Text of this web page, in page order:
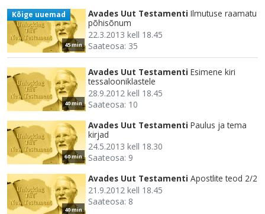
45 min
Kõige uuemad Avades Uut Testamenti Ilmutuse raamatu
põhisõnum
22.3.2013 kell 18.45
Saateosa: 35
40 min
Avades Uut Testamenti Esimene kiri
tessalooniklastele
28.9.2012 kell 18.45
Saateosa: 10
60 min
Avades Uut Testamenti Paulus ja tema
kirjad
24.5.2013 kell 18.30
Saateosa: 9
40 min
Avades Uut Testamenti Apostlite teod 2/2
21.9.2012 kell 18.45
Saateosa: 8